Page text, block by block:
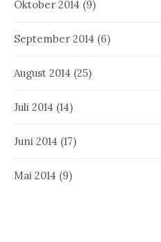
Oktober 2014 (9)
September 2014 (6)
August 2014 (25)
Juli 2014 (14)
Juni 2014 (17)
Mai 2014 (9)